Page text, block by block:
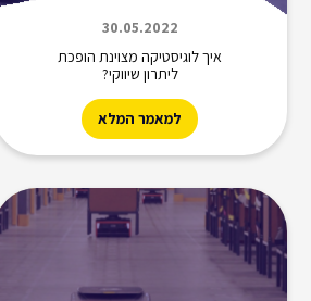
30.05.2022
איך לוגיסטיקה מצוינת הופכת
ליתרון שיווקי?
למאמר המלא